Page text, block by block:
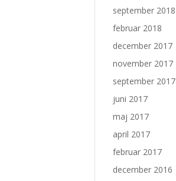
september 2018
februar 2018
december 2017
november 2017
september 2017
juni 2017
maj 2017
april 2017
februar 2017
december 2016